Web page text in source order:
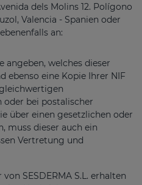
dels Molins 12. Polígono
Valencia - Spanien oder
an:
angeben, welches dieser
ebenso eine Kopie Ihrer NIF
bei postalischer
über einen gesetzlichen oder
muss dieser auch ein
Vertretung und
SESDERMA S.L. erhalten